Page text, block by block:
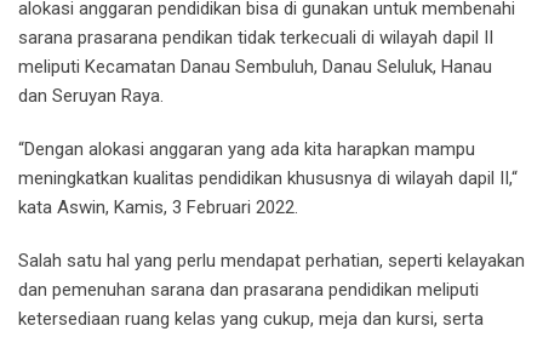
alokasi anggaran pendidikan bisa di gunakan untuk membenahi
sarana prasarana pendikan tidak terkecuali di wilayah dapil II
meliputi Kecamatan Danau Sembuluh, Danau Seluluk, Hanau
dan Seruyan Raya.
“Dengan alokasi anggaran yang ada kita harapkan mampu
meningkatkan kualitas pendidikan khususnya di wilayah dapil II,“
kata Aswin, Kamis, 3 Februari 2022.
Salah satu hal yang perlu mendapat perhatian, seperti kelayakan
dan pemenuhan sarana dan prasarana pendidikan meliputi
ketersediaan ruang kelas yang cukup, meja dan kursi, serta